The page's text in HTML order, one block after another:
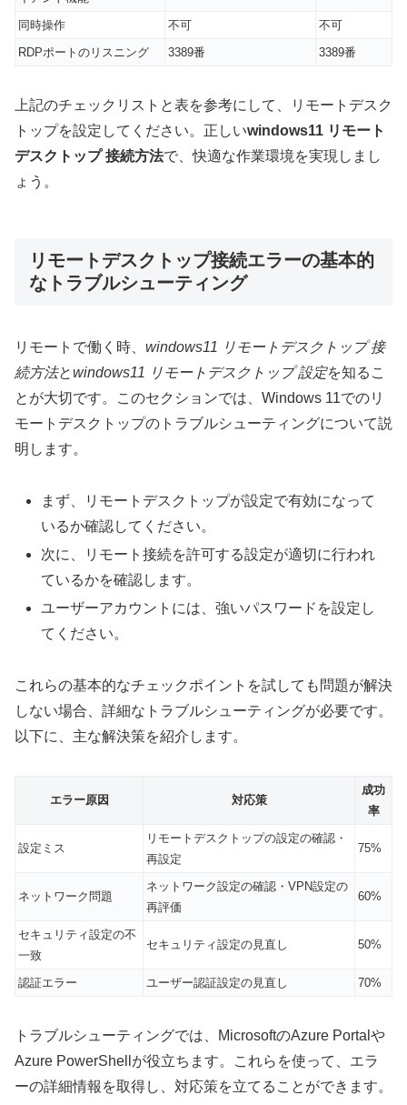
同時操作 不可
不可
RDPポートのリスニング
3389番 3389番
上記のチェックリストと表を参考にして、リモートデスク
トップを設定してください。正しいwindows11 リモート
デスクトップ 接続方法で、快適な作業環境を実現しまし
ょう。
リモートデスクトップ接続エラーの基本的
なトラブルシューティング
リモートで働く時、 windows11 リモートデスクトップ 接
続方法とwindows11 リモートデスクトップ 設定を知るこ
とが大切です。このセクションでは、Windows 11でのリ
モートデスクトップのトラブルシューティングについて説
明します。
まず、リモートデスクトップが設定で有効になって
いるか確認してください。
次に、リモート接続を許可する設定が適切に行われ
ているかを確認します。
ユーザーアカウントには、強いパスワードを設定し
てください。
これらの基本的なチェックポイントを試しても問題が解決
しない場合、詳細なトラブルシューティングが必要です。
以下に、主な解決策を紹介します。
エラー原因 対応策
成功
率
設定ミス
リモートデスクトップの設定の確認・
再設定
75%
ネットワーク問題
ネットワーク設定の確認・VPN設定の
再評価
60%
セキュリティ設定の不
一致
セキュリティ設定の見直し 50%
認証エラー ユーザー認証設定の見直し 70%
トラブルシューティングでは、MicrosoftのAzure Portalや
Azure PowerShellが役立ちます。これらを使って、エラ
ーの詳細情報を取得し、対応策を立てることができます。